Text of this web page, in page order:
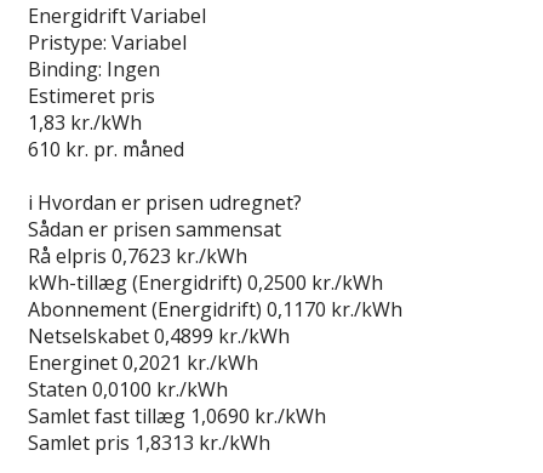
Energidrift Variabel
Pristype: Variabel
Binding: Ingen
Estimeret pris
1,83 kr./kWh
610 kr. pr. måned
i Hvordan er prisen udregnet?
Sådan er prisen sammensat
Rå elpris 0,7623 kr./kWh
kWh-tillæg (Energidrift) 0,2500 kr./kWh
Abonnement (Energidrift) 0,1170 kr./kWh
Netselskabet0,4899 kr./kWh
Energinet0,2021 kr./kWh
Staten 0,0100 kr./kWh
Samlet fast tillæg 1,0690 kr./kWh
Samlet pris 1,8313 kr./kWh